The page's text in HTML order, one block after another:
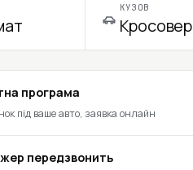
КУЗОВ
Кросовер
програма
під ваше авто, заявка онлайн
передзвонить